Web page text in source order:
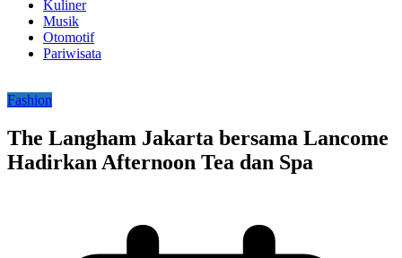
Kuliner
Musik
Otomotif
Pariwisata
Fashion
The Langham Jakarta bersama Lancome
Hadirkan Afternoon Tea dan Spa